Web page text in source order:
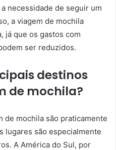
necessidade de seguir um
a viagem de mochila
já que os gastos com
ser reduzidos.
destinos
de mochila?
de mochila são praticamente
lugares são especialmente
A América do Sul, por